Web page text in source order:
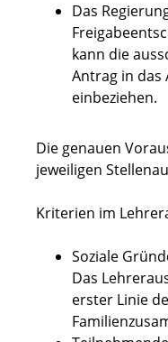
Das
kann die
Antrag in das
einbeziehen.
Die genauen
jeweiligen
Kriterien im
Soziale
Das
erster Linie